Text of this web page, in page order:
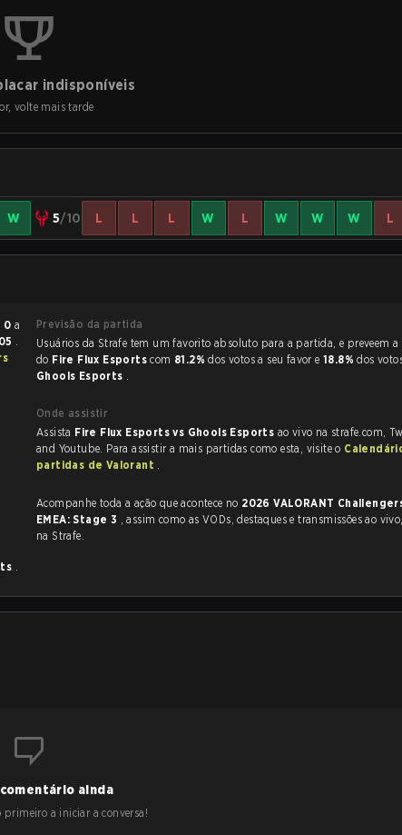
indisponíveis
volte mais tarde
W 5/10 L L L W L W W W L
0 a
.
.
Previsão da partida
Usuários da Strafe tem um favorito absoluto para a partida, e preveem a vitória
do Fire Flux Esportscom 81.2%dos votos a seu favor e 18.8%dos
Ghools Esports .
Onde assistir
Assista Fire Flux Esports vs Ghools Esports ao vivo na strafe.com,
and Youtube. Para assistir a mais partidas como esta, visite o
partidas de Valorant .
Acompanhe toda a ação que acontece no 2026 VALORANT
EMEA: Stage 3 , assim como as VODs, destaques e transmissões ao vivo, tudo
na Strafe.
comentário ainda
primeiro a iniciar a conversa!